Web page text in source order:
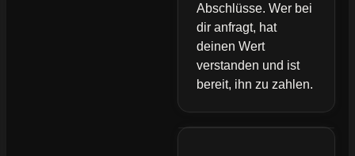
Abschlüsse. Wer bei
dir anfragt, hat
deinen Wert
verstanden und ist
bereit, ihn zu zahlen.